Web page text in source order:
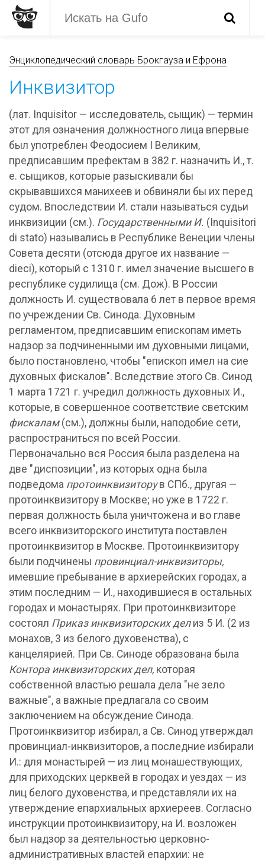
Энциклопедический словарь Брокгауза и Ефрона
Инквизитор
(лат. Inquisitor — исследователь, сыщик) — термин
этот для означения должностного лица впервые
был употреблен Феодосием I Великим,
предписавшим префектам в 382 г. назначить И., т.
е. сыщиков, которые разыскивали бы
скрывавшихся манихеев и обвиняли бы их перед
судом. Впоследствии И. стали называться судьи
инквизиции (см.). Государственными И. (Inquisitori
di stato) назывались в Республике Венеции члены
Совета десяти (отсюда другое их название —
dieci), который с 1310 г. имел значение высшего в
республике судилища (см. Дож). В России
должность И. существовала 6 лет в первое время
по учреждении Св. Синода. Духовным
регламентом, предписавшим епископам иметь
надзор за подчиненными им духовными лицами,
было постановлено, чтобы "епископ имел на сие
духовных фискалов". Вследствие этого Св. Синод
1 марта 1721 г. учредил должность духовных И.,
которые, в совершенное соответствие светским
фискалам(см.), должны были, наподобие сети,
распространиться по всей России.
Первоначально вся Россия была разделена на
две "диспозиции", из которых одна была
подведома протоинквизиторув СПб., другая —
протоинквизитору в Москве; но уже в 1722 г.
первая должность была уничтожена и во главе
всего инквизиторского института поставлен
протоинквизитор в Москве. Протоинквизитору
были подчинены провинциал-инквизиторы,
имевшие пребывание в архиерейских городах, а
этим последним — И., находившиеся в остальных
городах и монастырях. При протоинквизиторе
состоял Приказ инквизиторских делиз 5 И. (2 из
монахов, 3 из белого духовенства), с
канцелярией. При Св. Синоде образована была
Контора инквизиторских дел, которая
собственной властью решала дела "не зело
важные", а важные предлагала со своим
заключением на обсуждение Синода.
Протоинквизитор избирал, а Св. Синод утверждал
провинциал-инквизиторов, а последние избирали
И.: для монастырей — из лиц монашествующих,
для приходских церквей в городах и уездах — из
лиц белого духовенства, и представляли их на
утверждение епархиальных архиереев. Согласно
инструкции протоинквизитору, на И. возложен
был надзор за деятельностью церковно-
административных властей епархии: не